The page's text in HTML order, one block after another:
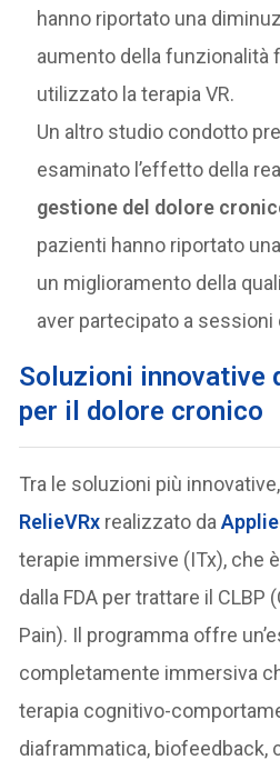
hanno riportato una
aumento della funzionalità
utilizzato la terapia VR.
Un altro studio condotto
esaminato l’effetto della
gestione del dolore
pazienti hanno riportato
un miglioramento della
aver partecipato a sessioni
Soluzioni innovative
per il dolore cronico
Tra le soluzioni più
RelieVRx realizzato da
terapie immersive (ITx), che
dalla FDA per trattare il CLBP
Pain). Il programma offre
completamente immersiva
terapia cognitivo-
diaframmatica, biofeedback,